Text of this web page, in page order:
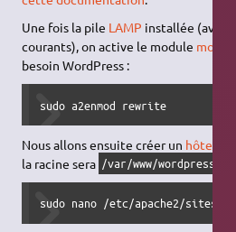
Une fois la pile LAMP installée (avec
courants), on active le module
besoin WordPress :
sudo a2enmod rewrite
Nous allons ensuite créer un hôte
la racine sera /var/www/wordpress
sudo nano /etc/apache2/sites-